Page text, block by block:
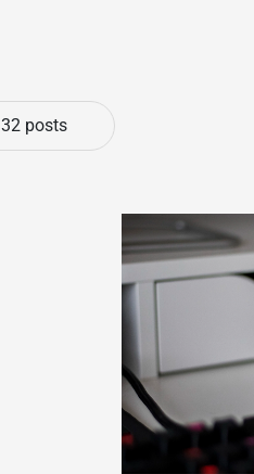
32 posts